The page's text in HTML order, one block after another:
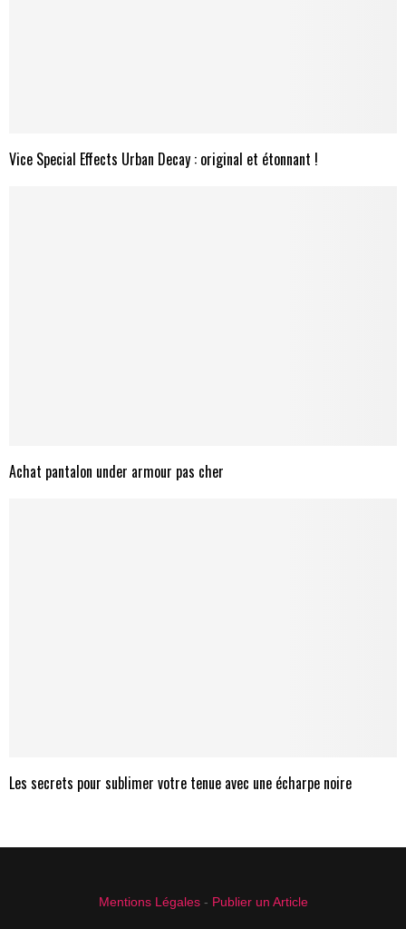
Vice Special Effects Urban Decay : original et étonnant !
Achat pantalon under armour pas cher
Les secrets pour sublimer votre tenue avec une écharpe noire
Mentions Légales- Publier un Article